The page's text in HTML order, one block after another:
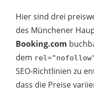
Hier sind drei
des Münchener
Booking.com
dem
SEO-Richtlinien zu
dass die Preise